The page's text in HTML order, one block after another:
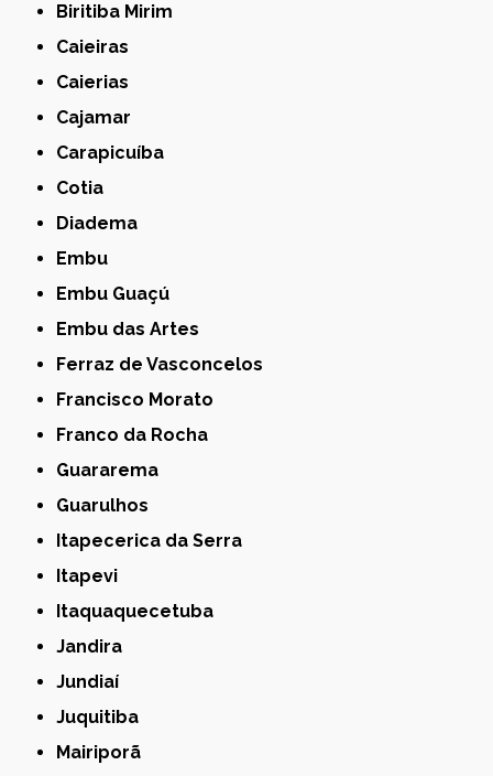
Biritiba Mirim
Caieiras
Caierias
Cajamar
Carapicuíba
Cotia
Diadema
Embu
Embu Guaçú
Embu das Artes
Ferraz de Vasconcelos
Francisco Morato
Franco da Rocha
Guararema
Guarulhos
Itapecerica da Serra
Itapevi
Itaquaquecetuba
Jandira
Jundiaí
Juquitiba
Mairiporã